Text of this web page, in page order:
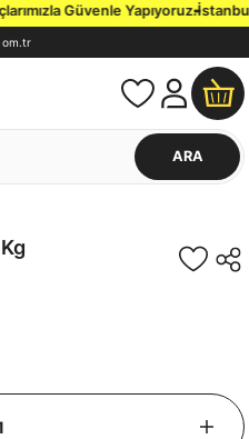
Güvenle Yapıyoruz.İstanbul
ARA